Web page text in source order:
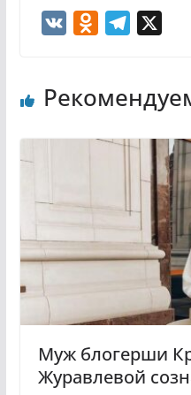
o
l
n
i
e
r
Муж блогерши
Журавлевой